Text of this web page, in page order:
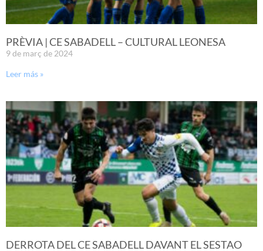
PRÈVIA | CE SABADELL – CULTURAL LEONESA
9 de març de 2024
Leer más »
DERROTA DEL CE SABADELL DAVANT EL SESTAO